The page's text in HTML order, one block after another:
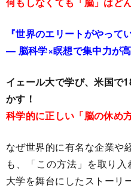
『世界のエリートがやって
― 脳科学×瞑想で集中力が高
イェール大で学び、米国で
かす！
科学的に正しい「脳の休め
なぜ世界的に有名な企業や
も、「この方法」を取り
大学を舞台にしたストーリ